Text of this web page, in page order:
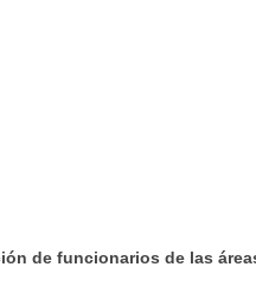
de funcionarios de las